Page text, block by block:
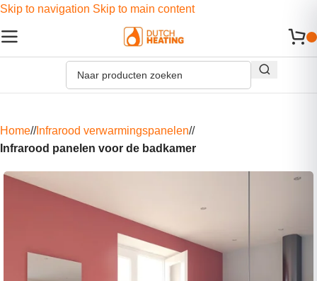
Skip to navigation Skip to main content
Home/ Infrarood verwarmingspanelen/
Infrarood panelen voor de badkamer